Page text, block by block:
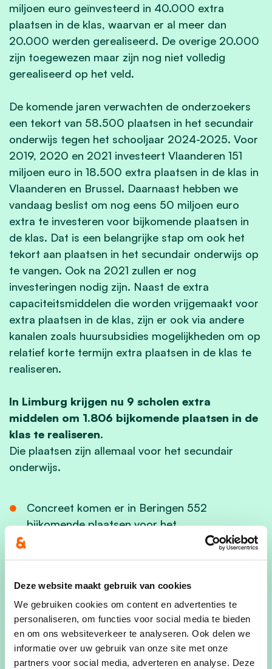
Deze website maakt gebruik van cookies
We gebruiken cookies om content en advertenties te
personaliseren, om functies voor social media te bieden
en om ons websiteverkeer te analyseren. Ook delen we
informatie over uw gebruik van onze site met onze
partners voor social media, adverteren en analyse. Deze
miljoen euro geïnvesteerd in 40.000 extra
plaatsen in de klas, waarvan er al meer dan
20.000 werden gerealiseerd. De overige 20.000
zijn toegewezen maar zijn nog niet volledig
gerealiseerd op het veld.
De komende jaren verwachten de onderzoekers
een tekort van 58.500 plaatsen in het secundair
onderwijs tegen het schooljaar 2024-2025. Voor
2019, 2020 en 2021 investeert Vlaanderen 151
miljoen euro in 18.500 extra plaatsen in de klas in
Vlaanderen en Brussel. Daarnaast hebben we
vandaag beslist om nog eens 50 miljoen euro
extra te investeren voor bijkomende plaatsen in
de klas. Dat is een belangrijke stap om ook het
tekort aan plaatsen in het secundair onderwijs op
te vangen. Ook na 2021 zullen er nog
investeringen nodig zijn. Naast de extra
capaciteitsmiddelen die worden vrijgemaakt voor
extra plaatsen in de klas, zijn er ook via andere
kanalen zoals huursubsidies mogelijkheden om op
relatief korte termijn extra plaatsen in de klas te
realiseren.
In Limburg krijgen nu 9 scholen extra
middelen om 1.806 bijkomende plaatsen in de
klas te realiseren.
Die plaatsen zijn allemaal voor het secundair
onderwijs.
Concreet komen er in Beringen 552
bijkomende plaatsen voor het
extra plaatsen realiseren.
Campus de Helix in Maasmechelen zal 200
bijkomende plaatsen in de klas realiseren.